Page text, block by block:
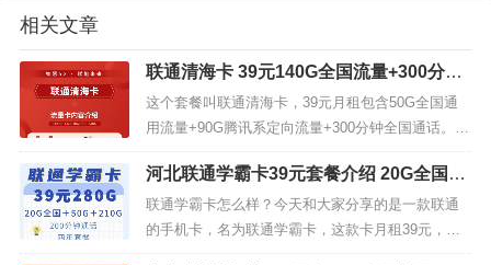
相关文章
联通清海卡 39元140G全国流量+300分钟
+送一年视频会员
这个套餐叫联通清海卡，39元月租包含50G全国通
用流量+90G腾讯系定向流量+300分钟全国通话。下
面我们来看下联通清海卡39元套餐的详细介绍。联
通清海卡流量卡内容介绍:月租:39元 国内流量:50G
通用+90G腾讯系定向 国内语音:300分钟 套外资费:
国内通话0.1元/分钟，流量5元/G 优惠:...
河北联通学霸卡39元套餐介绍 20G全国通
用+260G省内通用+200分钟全国通话
联通学霸卡怎么样？今天和大家分享的是一款联通
的手机卡，名为联通学霸卡，这款卡月租39元，包
含20G全国通用流量，260G河北省内通用，200分钟